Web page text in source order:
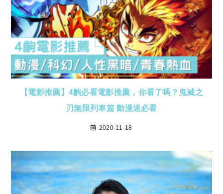
【電影推薦】4齣必看電影推薦，你看了嗎？鬼滅之
刃無限列車篇 動漫迷必看
2020-11-18